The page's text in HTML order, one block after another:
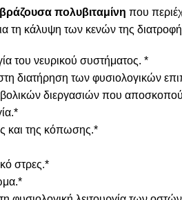
πολυβιταμίνη που
τη κάλυψη των κενών της
του νευρικού συστήματος. *
διατήρηση των φυσιολογικών
διεργασιών που
και της κόπωσης.*
στρες.*